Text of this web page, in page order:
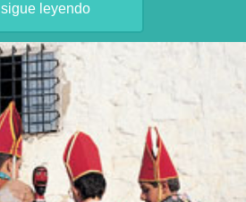
sigue leyendo